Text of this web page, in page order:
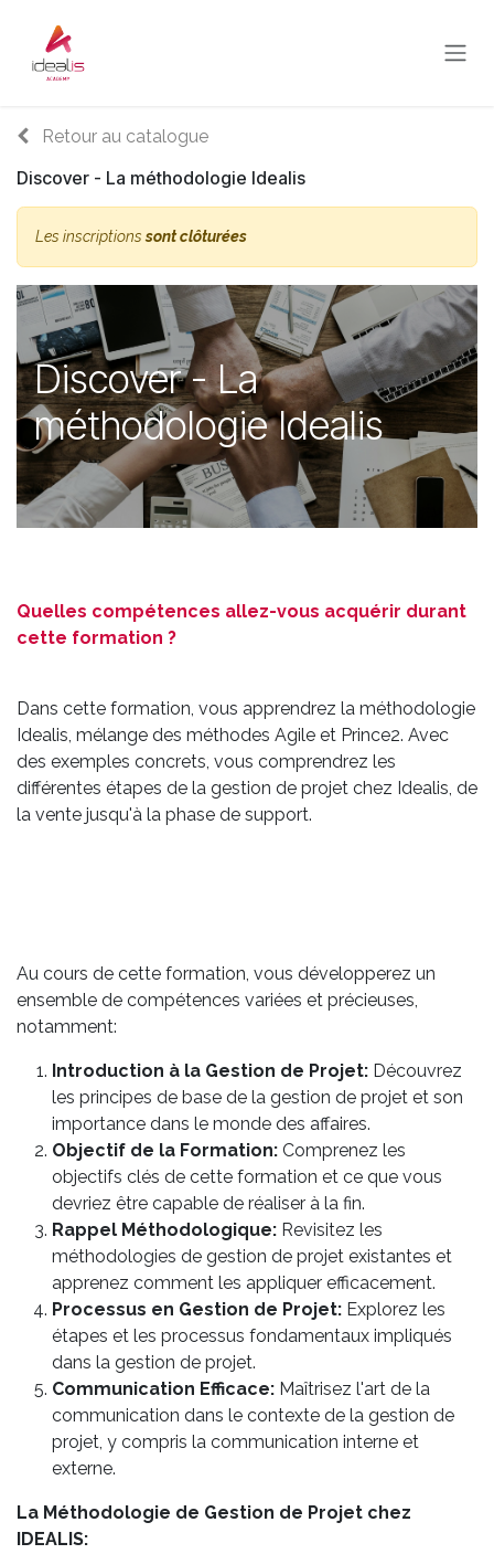
Retour au catalogue
Discover - La méthodologie Idealis
Les inscriptionssont clôturées
Discover - La
méthodologie Idealis
Quelles compétences allez-vous acquérir durant
cette formation ?
Dans cette formation, vous apprendrez la méthodologie
Idealis, mélange des méthodes Agile et Prince2. Avec
des exemples concrets, vous comprendrez les
différentes étapes de la gestion de projet chez Idealis, de
la vente jusqu'à la phase de support.
Au cours de cette formation, vous développerez un
ensemble de compétences variées et précieuses,
notamment:
Introduction à la Gestion de Projet: Découvrez
les principes de base de la gestion de projet et son
importance dans le monde des affaires.
Objectif de la Formation: Comprenez les
objectifs clés de cette formation et ce que vous
devriez être capable de réaliser à la fin.
Rappel Méthodologique: Revisitez les
méthodologies de gestion de projet existantes et
apprenez comment les appliquer efficacement.
Processus en Gestion de Projet: Explorez les
étapes et les processus fondamentaux impliqués
dans la gestion de projet.
Communication Efficace: Maîtrisez l'art de la
communication dans le contexte de la gestion de
projet, y compris la communication interne et
externe.
La Méthodologie de Gestion de Projet chez
IDEALIS: